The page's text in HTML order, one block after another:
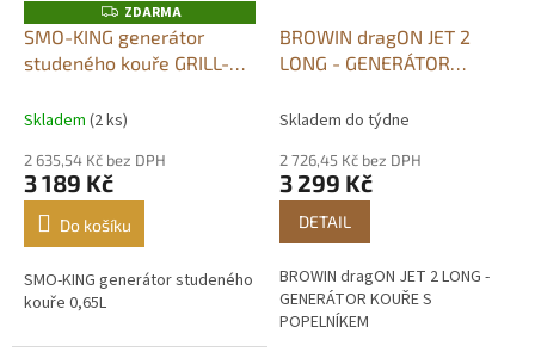
Z
D
A
R
ZDARMA
SMO-KING generátor
studeného kouře GRILL-
membránovým čerpadlem
Skladem (2 ks)
2 635,54 Kč bez DPH
3 189 Kč
Do košíku
SMO-KING generátor studeného
kouře 0,65L
BROWIN dragON JET 2
LONG - GENERÁTOR
Skladem do týdne
2 726,45 Kč bez DPH
3 299 Kč
DETAIL
BROWIN dragON JET 2 LONG -
GENERÁTOR KOUŘE S
POPELNÍKEM